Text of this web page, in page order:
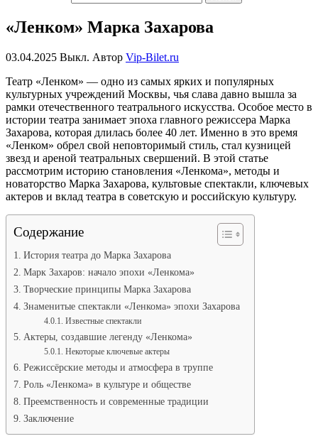
«Ленком» Марка Захарова
03.04.2025 Выкл. Автор Vip-Bilet.ru
Театр «Ленком» — одно из самых ярких и популярных
культурных учреждений Москвы, чья слава давно вышла за
рамки отечественного театрального искусства. Особое место в
истории театра занимает эпоха главного режиссера Марка
Захарова, которая длилась более 40 лет. Именно в это время
«Ленком» обрел свой неповторимый стиль, стал кузницей
звезд и ареной театральных свершений. В этой статье
рассмотрим историю становления «Ленкома», методы и
новаторство Марка Захарова, культовые спектакли, ключевых
актеров и вклад театра в советскую и российскую культуру.
Содержание
История театра до Марка Захарова
Марк Захаров: начало эпохи «Ленкома»
Творческие принципы Марка Захарова
Знаменитые спектакли «Ленкома» эпохи Захарова
Известные спектакли
Актеры, создавшие легенду «Ленкома»
Некоторые ключевые актеры
Режиссёрские методы и атмосфера в труппе
Роль «Ленкома» в культуре и обществе
Преемственность и современные традиции
Заключение